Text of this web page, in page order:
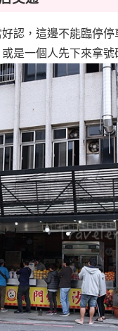
認，這邊不能臨停
是一個人先下來拿